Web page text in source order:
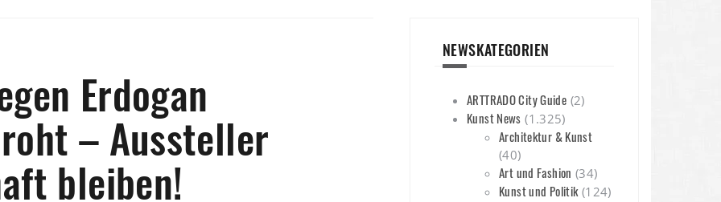
Erdogan
– Aussteller
bleiben!
NEWSKATEGORIEN
ARTTRADO City Guide (2)
Kunst News (1.325)
Architektur & Kunst
(40)
Art und Fashion (34)
Kunst und Politik(124)